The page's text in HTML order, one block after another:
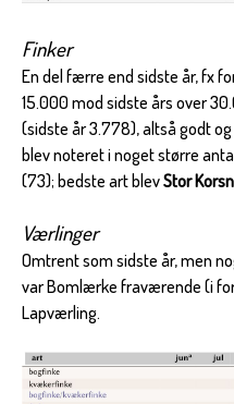
Finker
En del færre end sidste år, fx
15.000 mod sidste års over
(sidste år 3.778), altså godt
blev noteret i noget større
(73); bedste art blevStor
Værlinger
Omtrent som sidste år, men
var Bomlærke fraværende (i
Lapværling.